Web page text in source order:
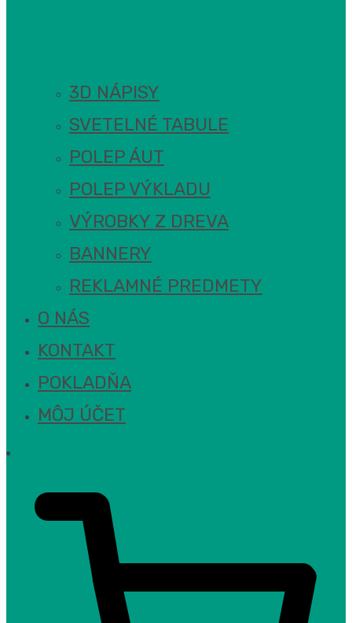
3D NÁPISY
SVETELNÉ TABULE
POLEP ÁUT
POLEP VÝKLADU
VÝROBKY Z DREVA
BANNERY
REKLAMNÉ PREDMETY
O NÁS
KONTAKT
POKLADŇA
MÔJ ÚČET